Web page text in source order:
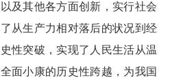
及其他各方面创新，实行社会
从生产力相对落后的状况到经
性突破，实现了人民生活从温
面小康的历史性跨越，为我国